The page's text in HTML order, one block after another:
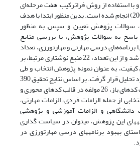
با استفاده از روش فراترکیب هفت مرحله‌ای
سندلوسکی و بارسو (2007) انجام شده است. بدین منظور ابتدا با هدف
سوالات پژوهش تعیین و سپس به منظور
پاسخ به سوالات پژوهش، با بررسی منابع
برنامه‌های درسی مهارتی و مهارت­ورزی، تعداد
87 منبع مرتبط شناسایی شد و از این تعداد، 22 منبع نوشتاری مرتبط، بر
کیفیت، به عنوان نمونه پژوهش انتخاب و طی
سه مرحله کدگذاری مورد تحلیل قرار گرفت. بر اساس نتایج تحقیق 390
شاخص یا معرف در قالب کدهای باز، 26 مولفه در قالب کدهای محوری و
از جمله الزامات فردی، الزامات مهارتی،
دانشگاهی و الزامات آموزشی و پژوهشی
این پژوهش، می­توان در سیاست گذاری
بهبود برنامه­های درسی مهارت­ورزی در